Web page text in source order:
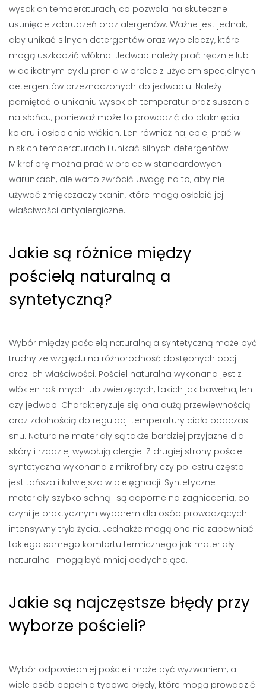
wysokich temperaturach, co pozwala na skuteczne
usunięcie zabrudzeń oraz alergenów. Ważne jest jednak,
aby unikać silnych detergentów oraz wybielaczy, które
mogą uszkodzić włókna. Jedwab należy prać ręcznie lub
w delikatnym cyklu prania w pralce z użyciem specjalnych
detergentów przeznaczonych do jedwabiu. Należy
pamiętać o unikaniu wysokich temperatur oraz suszenia
na słońcu, ponieważ może to prowadzić do blaknięcia
koloru i osłabienia włókien. Len również najlepiej prać w
niskich temperaturach i unikać silnych detergentów.
Mikrofibrę można prać w pralce w standardowych
warunkach, ale warto zwrócić uwagę na to, aby nie
używać zmiękczaczy tkanin, które mogą osłabić jej
właściwości antyalergiczne.
Jakie są różnice między
pościelą naturalną a
syntetyczną?
Wybór między pościelą naturalną a syntetyczną może być
trudny ze względu na różnorodność dostępnych opcji
oraz ich właściwości. Pościel naturalna wykonana jest z
włókien roślinnych lub zwierzęcych, takich jak bawełna, len
czy jedwab. Charakteryzuje się ona dużą przewiewnością
oraz zdolnością do regulacji temperatury ciała podczas
snu. Naturalne materiały są także bardziej przyjazne dla
skóry i rzadziej wywołują alergie. Z drugiej strony pościel
syntetyczna wykonana z mikrofibry czy poliestru często
jest tańsza i łatwiejsza w pielęgnacji. Syntetyczne
materiały szybko schną i są odporne na zagniecenia, co
czyni je praktycznym wyborem dla osób prowadzących
intensywny tryb życia. Jednakże mogą one nie zapewniać
takiego samego komfortu termicznego jak materiały
naturalne i mogą być mniej oddychające.
Jakie są najczęstsze błędy przy
wyborze pościeli?
Wybór odpowiedniej pościeli może być wyzwaniem, a
wiele osób popełnia typowe błędy, które mogą prowadzić